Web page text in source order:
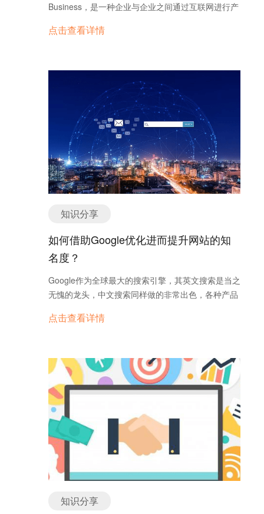
Business，是一种企业与企业之间通过互联网进行产
同的是，B2C英文缩写是BusinessTo Customer，是
值的的询盘，那么，如何才能到抛砖引玉的效果，有
效的获得B2B询盘呢？ 1.平台选择 如果有足够的时间
和激情，注册的平台越多越好。如果不想注册的太
多，那么20-30家应该是要的，选择的应该是ALEXA
排名比较靠前的综合B2B，以及本行业的专业网站。
有很多是介绍网站排名的，大家可以自己
GOOGLE，YAHOO或百度一下，找到容易收录的平
台，这里不多讲了。 2.注册 很多朋友在注册的时候
的习惯。网站一般都会给会员一个二级域名，因此如
果能够以自己公司的主打产品名称来注册的话，就会
有一个含有关键字的二级域名了，这对于搜索效果是
很有帮助的。比如以Great Wall这个单词在ec21上面
注册，就可能得到一个
http：//www.ec21.greatwall.com的域名，这样对搜
完整的提交公司信息，地址电话网址邮箱联系人等
做到简约而不简单。 4.网站功能使用 进行产品登陆
前，可以先看几家在这个平台上已经注册的会员的网
站，这样会大体了解一下这个平台都有什么功能，有
效利用。以免自己当时没有发现，还要回头进行修
改，浪费时间。 5.产品登录 产品要合理的分类，每
个产品要有详细地介绍，名称，功能，规格，代号等
等，这样可以让客户看到你严谨的风格，同时加深产
品的印象。不要笼统地介绍，甚至所有的产品都用同
一个介绍。产品介绍里面要适当包含关键词，如果可
下这个公司的网站，看看他们对产品的介绍是否对你
点击查看详情
知识分享
如何借助Google优化进而提升网站的知
名度？
Google作为全球最大的搜索引擎，其英文搜索是当之
无愧的龙头，中文搜索同样做的非常出色，各种产品
都做得非常好，比如地图搜索、图书搜索、论文搜索
做谷歌SEO呢?这里有一份清单，有些只需要几分钟
即可完成，有些需要开发的协助。但是每一点都会给
你的网站带来显著的好处。 1.基本设置： 安装谷歌
分析工具(GA)。 安装谷歌管理员工具。 将谷歌管理
员工具和GA绑定起来，便于更深入的分析有多少用
户是通过谷歌的自然搜索找到你网站的。 给你的网站
创建一个robots.txt文件并上传到你网站的根目录下。
给你的网站创建一个sitemap.xml 文件并上传到你网
站的根目录下(或者在从你网站的CMS里添加个这个
于谷歌抓取你的网站。 2.关键词研究： 罗列出你的
点击查看详情
知识分享